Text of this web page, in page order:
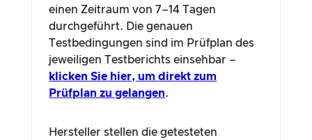
einen Zeitraum von 7–14 Tagen
durchgeführt. Die genauen
Testbedingungen sind im Prüfplan des
jeweiligen Testberichts einsehbar –
klicken Sie hier, um direkt zum
Prüfplan zu gelangen.
Hersteller stellen die getesteten